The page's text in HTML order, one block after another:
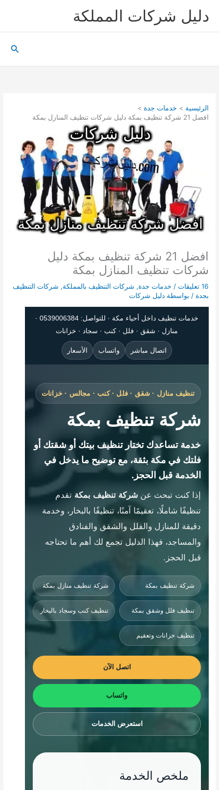
دليل شركات المملكة
الرئيسية
خدمات جدة
افضل 21 شركة تنظيف بمكة دليل شركات تنظيف المنازل بمكة
افضل 21 شركة تنظيف بمكة دليل
شركات تنظيف المنازل بمكة
16 تعليقات / خدمات جدة, شركات التنظيف بالمملكة, شركات التنظيف
بجدة / بواسطة دليل شركات
خدمات تنظيف داخل أحياء مكة · للتواصل: 0539006384 ·
منازل · شقق · فلل · كنب · سجاد · خزانات
اتصال مباشر واتساب الأسعار
تنظيف منازل · شقق · فلل · كنب · مجالس · خزانات
شركة تنظيف بمكة
خدمة تساعدك تختار تنظيف بيتك أو شقتك أو
فلتك في مكة بثقة، مع توضيح ما يدخل في
الخدمة قبل الحجز.
إذا كنت تبحث عنشركة تنظيف بمكة تقدم
تنظيفًا شاملًا، تعقيمًا آمنًا، تنظيفًا بالبخار، وخدمة
دقيقة للمنازل والفلل والشقق والفنادق
والمساجد، فهذا الدليل تجمع لك أهم ما تحتاجه
قبل الحجز.
شركة تنظيف بمكة شركة تنظيف منازل بمكة
تنظيف فلل وشقق بمكة تنظيف كنب وسجاد بالبخار
تنظيف خزانات وتعقيم
اتصل الآن
واتساب
استعرض الخدمات
ملخص الخدمة